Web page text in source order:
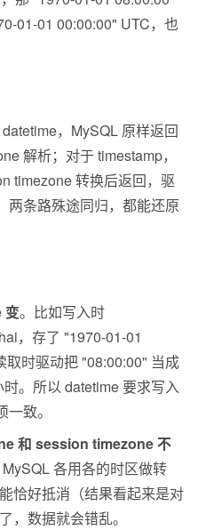
01-01 00:00:00" UTC，也
，MySQL 原样返回
解析；对于 timestamp，
timezone 转换后返回，驱
两条路殊途同归，都能还原
变。比如写入时
，存了 "1970-01-01
时驱动把 "08:00:00" 当成
。所以 datetime 要求写入
致。
和 session timezone 不
各用各的时区做转
恰好抵消（结果看起来是对
，数据就会错乱。